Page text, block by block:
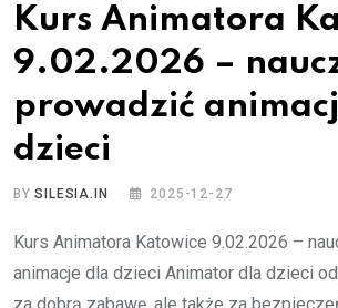
Kurs Animatora
9.02.2026 –
prowadzić
dzieci
BYSILESIA.IN 2025-12-27
Kurs Animatora Katowice 9.02.2026 –
animacje dla dzieci Animator dla dzieci